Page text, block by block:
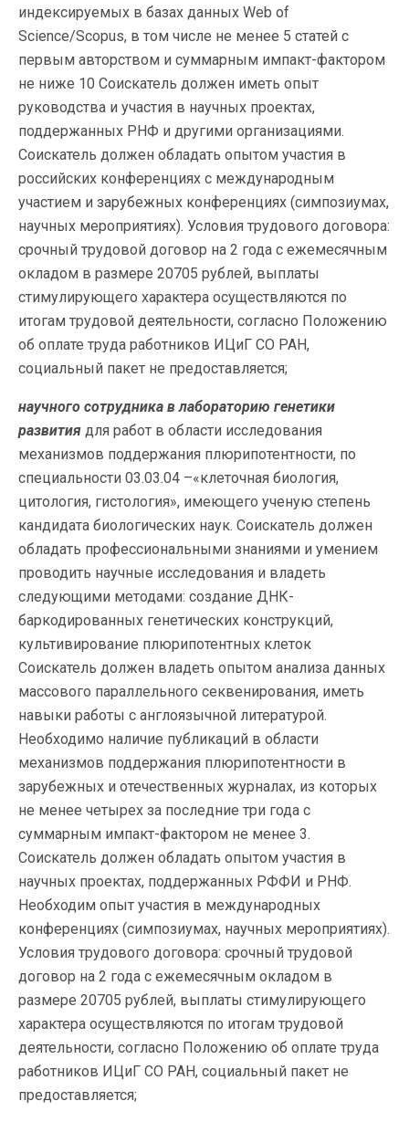
индексируемых в базах данных Web of
Science/Scopus, в том числе не менее 5 статей с
первым авторством и суммарным импакт-фактором
не ниже 10 Соискатель должен иметь опыт
руководства и участия в научных проектах,
поддержанных РНФ и другими организациями.
Соискатель должен обладать опытом участия в
российских конференциях с международным
участием и зарубежных конференциях (симпозиумах,
научных мероприятиях). Условия трудового договора:
срочный трудовой договор на 2 года с ежемесячным
окладом в размере 20705 рублей, выплаты
стимулирующего характера осуществляются по
итогам трудовой деятельности, согласно Положению
об оплате труда работников ИЦиГ СО РАН,
социальный пакет не предоставляется;
научного сотрудника в лабораторию генетики
развития для работ в области исследования
механизмов поддержания плюрипотентности, по
специальности 03.03.04 –«клеточная биология,
цитология, гистология», имеющего ученую степень
кандидата биологических наук. Соискатель должен
обладать профессиональными знаниями и умением
проводить научные исследования и владеть
следующими методами: создание ДНК-
баркодированных генетических конструкций,
культивирование плюрипотентных клеток
Соискатель должен владеть опытом анализа данных
массового параллельного секвенирования, иметь
навыки работы с англоязычной литературой.
Необходимо наличие публикаций в области
механизмов поддержания плюрипотентности в
зарубежных и отечественных журналах, из которых
не менее четырех за последние три года с
суммарным импакт-фактором не менее 3.
Соискатель должен обладать опытом участия в
научных проектах, поддержанных РФФИ и РНФ.
Необходим опыт участия в международных
конференциях (симпозиумах, научных мероприятиях).
Условия трудового договора: срочный трудовой
договор на 2 года с ежемесячным окладом в
размере 20705 рублей, выплаты стимулирующего
характера осуществляются по итогам трудовой
деятельности, согласно Положению об оплате труда
работников ИЦиГ СО РАН, социальный пакет не
предоставляется;